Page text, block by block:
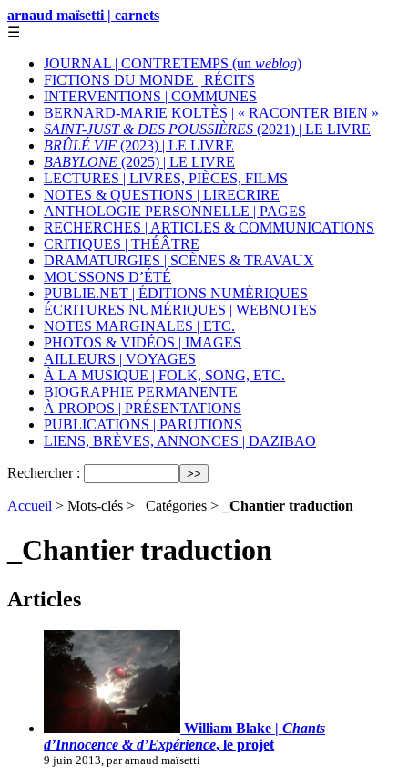
arnaud maïsetti | carnets
☰
JOURNAL | CONTRETEMPS (un weblog)
FICTIONS DU MONDE | RÉCITS
INTERVENTIONS | COMMUNES
BERNARD-MARIE KOLTÈS | « RACONTER BIEN »
SAINT-JUST & DES POUSSIÈRES (2021) | LE LIVRE
BRÛLÉ VIF (2023) | LE LIVRE
BABYLONE (2025) | LE LIVRE
LECTURES | LIVRES, PIÈCES, FILMS
NOTES & QUESTIONS | LIRECRIRE
ANTHOLOGIE PERSONNELLE | PAGES
RECHERCHES | ARTICLES & COMMUNICATIONS
CRITIQUES | THÉÂTRE
DRAMATURGIES | SCÈNES & TRAVAUX
MOUSSONS D’ÉTÉ
PUBLIE.NET | ÉDITIONS NUMÉRIQUES
ÉCRITURES NUMÉRIQUES | WEBNOTES
NOTES MARGINALES | ETC.
PHOTOS & VIDÉOS | IMAGES
AILLEURS | VOYAGES
À LA MUSIQUE | FOLK, SONG, ETC.
BIOGRAPHIE PERMANENTE
À PROPOS | PRÉSENTATIONS
PUBLICATIONS | PARUTIONS
LIENS, BRÈVES, ANNONCES | DAZIBAO
Rechercher :
Accueil > Mots-clés > _Catégories > _Chantier traduction
_Chantier traduction
Articles
William Blake | Chants
d’Innocence & d’Expérience, le projet
9 juin 2013, par arnaud maïsetti